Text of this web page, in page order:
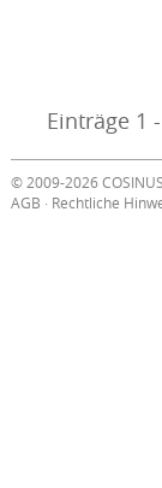
Einträge 1
© 2009-2026
AGB · Rechtliche